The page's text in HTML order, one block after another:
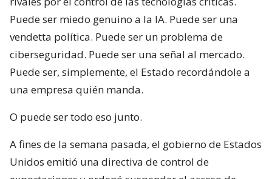
Puede ser miedo genuino a la IA. Puede ser una
vendetta política. Puede ser un problema de
ciberseguridad. Puede ser una señal al mercado.
Puede ser, simplemente, el Estado recordándole a
una empresa quién manda.
O puede ser todo eso junto.
A fines de la semana pasada, el gobierno de Estados
Unidos emitió una directiva de control de